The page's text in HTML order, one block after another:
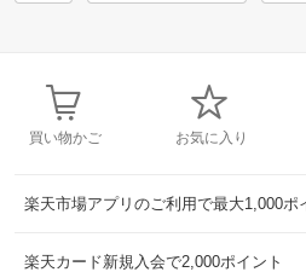
買い物かご お気に入り
楽天市場アプリのご利用で最大1,000ポ
楽天カード新規入会で2,000ポイント